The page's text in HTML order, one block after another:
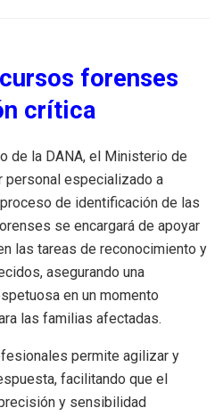
forenses
crítica
de la DANA, el Ministerio de
personal especializado a
de identificación de las
se encargará de apoyar
las tareas de reconocimiento y
asegurando una
en un momento
las familias afectadas.
permite agilizar y
facilitando que el
y sensibilidad